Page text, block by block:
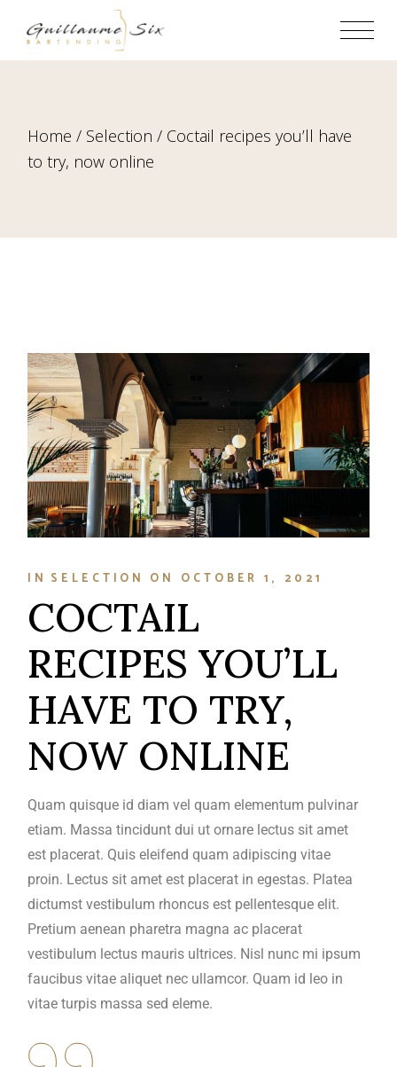
Home Selection
Coctail recipes you’ll have
to try, now online
IN SELECTION ON OCTOBER 1, 2021
COCTAIL
RECIPES YOU’LL
HAVE TO TRY,
NOW ONLINE
Quam quisque id diam vel quam elementum pulvinar
etiam. Massa tincidunt dui ut ornare lectus sit amet
est placerat. Quis eleifend quam adipiscing vitae
proin. Lectus sit amet est placerat in egestas. Platea
dictumst vestibulum rhoncus est pellentesque elit.
Pretium aenean pharetra magna ac placerat
vestibulum lectus mauris ultrices. Nisl nunc mi ipsum
faucibus vitae aliquet nec ullamcor. Quam id leo in
vitae turpis massa sed eleme.